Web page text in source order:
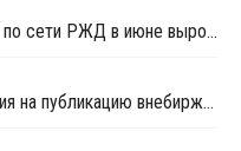
Перевозка экспортных удобрений по сети РЖД в июне выросла на 11,2%
ФАС предложила снять ограничения на публикацию внебиржевых индексов на удобрения